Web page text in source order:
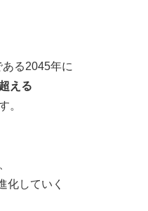
る2045年に
える
。
化していく